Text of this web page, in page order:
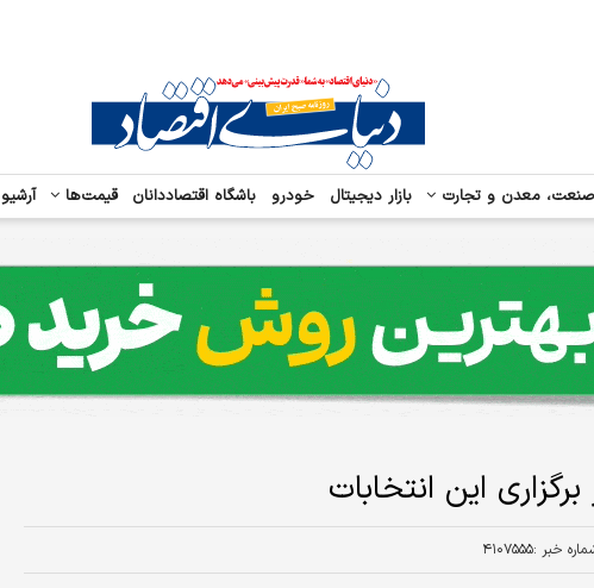
صنعت، معدن و تجارت بازار دیجیتال خودرو باشگاه اقتصاددانان قیمت‌ها آرشیو
این انتخابات
خبر :۴۱۰۷۵۵۵